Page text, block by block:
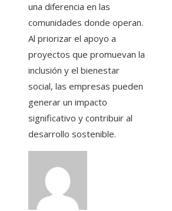
una diferencia en las
comunidades donde operan.
Al priorizar el apoyo a
proyectos que promuevan la
inclusión y el bienestar
social, las empresas pueden
generar un impacto
significativo y contribuir al
desarrollo sostenible.